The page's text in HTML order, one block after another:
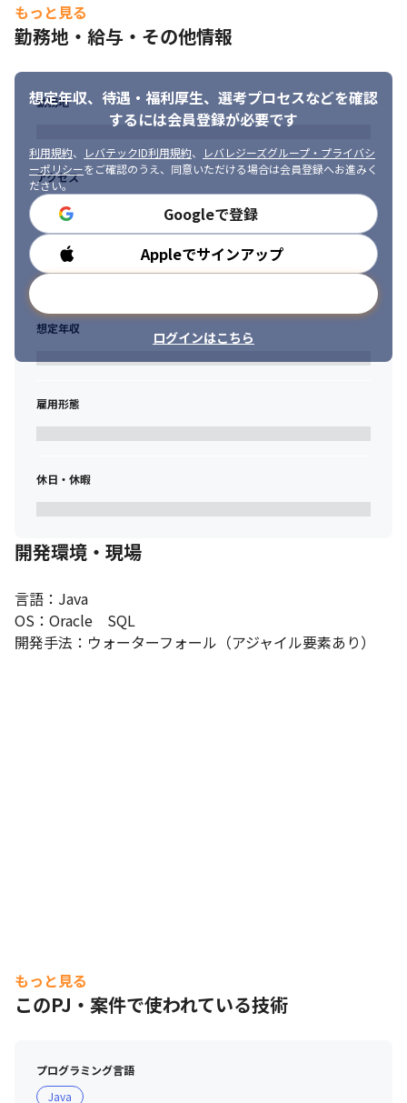
サブリーダー〜リーダー候補として育成できるエンジニアを募集
します。
もっと見る
勤務地・給与・その他情報
想定年収、待遇・福利厚生、 選考プロセスなどを確認
するには会員登録が必要です
利用規約、 レバテックID利用規約、
レバレジーズグループ・プライバシ
ーポリシーをご確認のうえ、同意いただける場合は会員登録へお進みく
ださい。
Googleで登録
Appleでサインアップ
ログインはこちら
勤務地
アクセス
勤務時間
想定年収
雇用形態
休日・休暇
開発環境・現場
言語：Java
OS：Oracle　SQL
開発手法：ウォーターフォール（アジャイル要素あり）
もっと見る
このPJ・案件で使われている技術
プログラミング言語
Java